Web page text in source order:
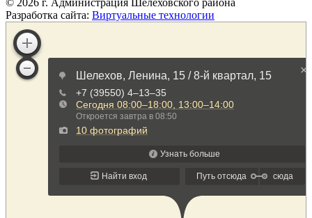
Разработка сайта: Виртуальные технологии